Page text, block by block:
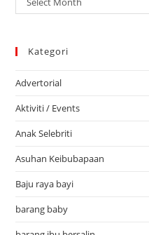
Kategori
Advertorial
Aktiviti / Events
Anak Selebriti
Asuhan Keibubapaan
Baju raya bayi
barang baby